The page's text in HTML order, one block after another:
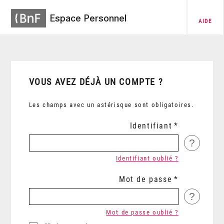
Espace Personnel AIDE
VOUS AVEZ DÉJÀ UN COMPTE ?
Les champs avec un astérisque sont obligatoires.
Identifiant
?
Identifiant oublié ?
Mot de passe
?
Mot de passe oublié ?